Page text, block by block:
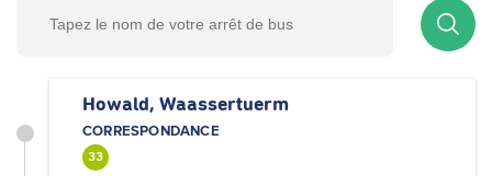
Howald, Waassertuerm
CORRESPONDANCE
33